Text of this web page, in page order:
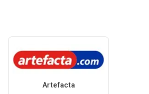
Artefacta